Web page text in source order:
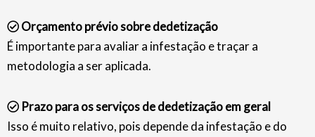
Orçamento prévio sobre dedetização
É importante para avaliar a infestação e traçar a
metodologia a ser aplicada.
Prazo para os serviços de dedetização em geral
Isso é muito relativo, pois depende da infestação e do